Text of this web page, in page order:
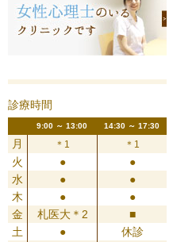
診療時間
9:00 ～ 13:00 14:30 ～ 17:30
月 ＊1 ＊1
火 ●
●
水
●
●
木
●
●
金
札医大＊2
■
土
●
休診